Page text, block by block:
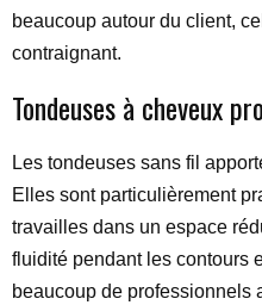
beaucoup autour du client,
contraignant.
Tondeuses à cheveux
Les tondeuses sans fil
Elles sont particulièrement
travailles dans un espace
fluidité pendant les contours
beaucoup de professionnels